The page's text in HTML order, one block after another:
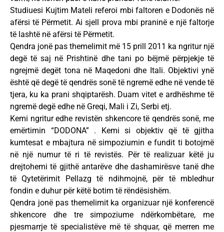
Studiuesi Kujtim Mateli referoi mbi faltoren e Dodonës në
afërsi të Përmetit. Ai sjell prova mbi praninë e një faltorje
të lashtë në afërsi të Përmetit.
Qendra jonë pas themelimit më 15 prill 2011 ka ngritur një
degë të saj në Prishtinë dhe tani po bëjmë përpjekje të
ngrejmë degët tona në Maqedoni dhe Itali. Objektivi ynë
është që degë të qendrës sonë të ngremë edhe në vende të
tjera, ku ka prani shqiptarësh. Duam vitet e ardhëshme të
ngremë degë edhe në Greqi, Mali i Zi, Serbi etj.
Kemi ngritur edhe revistën shkencore të qendrës sonë, me
emërtimin “DODONA” . Kemi si objektiv që të gjitha
kumtesat e mbajtura në simpoziumin e fundit ti botojmë
në një numur të ri të revistës. Për të realizuar këtë ju
drejtohemi të gjithë antarëve dhe dashamirësve tanë dhe
të Qytetërimit Pellazg të ndihmojnë, për të mbledhur
fondin e duhur për këtë botim të rëndësishëm.
Qendra jonë pas themelimit ka organizuar një konferencë
shkencore dhe tre simpoziume ndërkombëtare, me
pjesmarrje të specialistëve më të shquar, që merren me